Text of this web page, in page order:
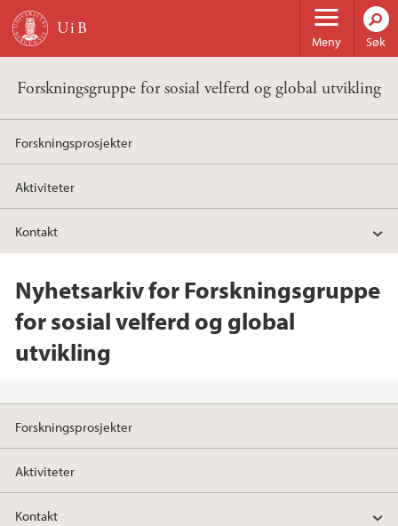
Hopp til hovedinnhold
Meny Søk
Forskningsgruppe for sosial velferd og global utvikling
Forskningsprosjekter
Aktiviteter
Kontakt
Nyhetsarkiv for Forskningsgruppe
for sosial velferd og global
utvikling
Forskningsprosjekter
Aktiviteter
Kontakt